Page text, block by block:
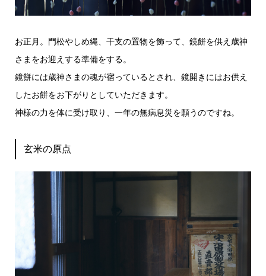
お正月。門松やしめ縄、干支の置物を飾って、鏡餅を供え歳神
さまをお迎えする準備をする。
鏡餅には歳神さまの魂が宿っているとされ、鏡開きにはお供え
したお餅をお下がりとしていただきます。
神様の力を体に受け取り、一年の無病息災を願うのですね。
玄米の原点